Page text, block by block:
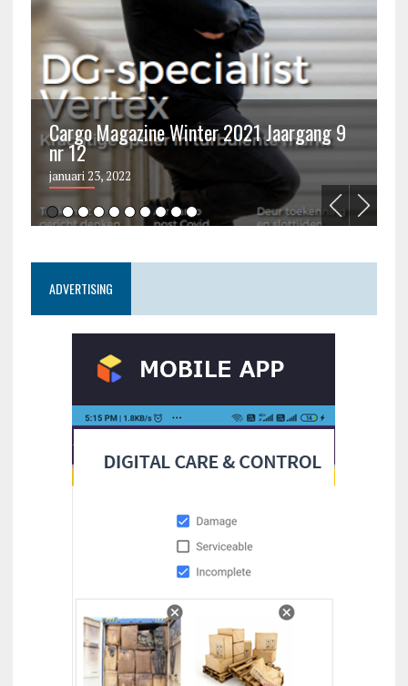
Cargo Magazine Winter 2021 Jaargang 9
nr 12
januari 23, 2022
ADVERTISING